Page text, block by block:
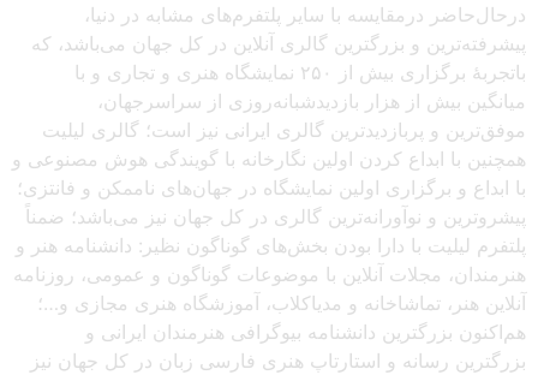
درحال‌حاضر درمقایسه با سایر پلتفرم‌های مشابه در دنیا،
پیشرفته‌ترین و بزرگترین گالری آنلاین در کل جهان می‌باشد، که
باتجربهٔ برگزاری بیش از ۲۵۰ نمایشگاه هنری و تجاری و با
میانگین بیش از هزار بازدیدشبانه‌روزی از سراسرجهان،
موفق‌ترین و پربازدیدترین گالری ایرانی نیز است؛ گالری لیلیت
همچنین با ابداع کردن اولین نگارخانه با گویندگی هوش مصنوعی و
با ابداع و برگزاری اولین نمایشگاه در جهان‌های ناممکن و فانتزی؛
پیشروترین و نوآورانه‌ترین گالری در کل جهان نیز می‌باشد؛ ضمناً
پلتفرم لیلیت با دارا بودن بخش‌های گوناگون نظیر: دانشنامه هنر و
هنرمندان، مجلات آنلاین با موضوعات گوناگون و عمومی، روزنامه
آنلاین هنر، تماشاخانه و مدیاکلاب، آموزشگاه هنری مجازی و…؛
هم‌اکنون بزرگترین دانشنامه بیوگرافی هنرمندان ایرانی و
بزرگترین رسانه و استارتاپ هنری فارسی زبان در کل جهان نیز